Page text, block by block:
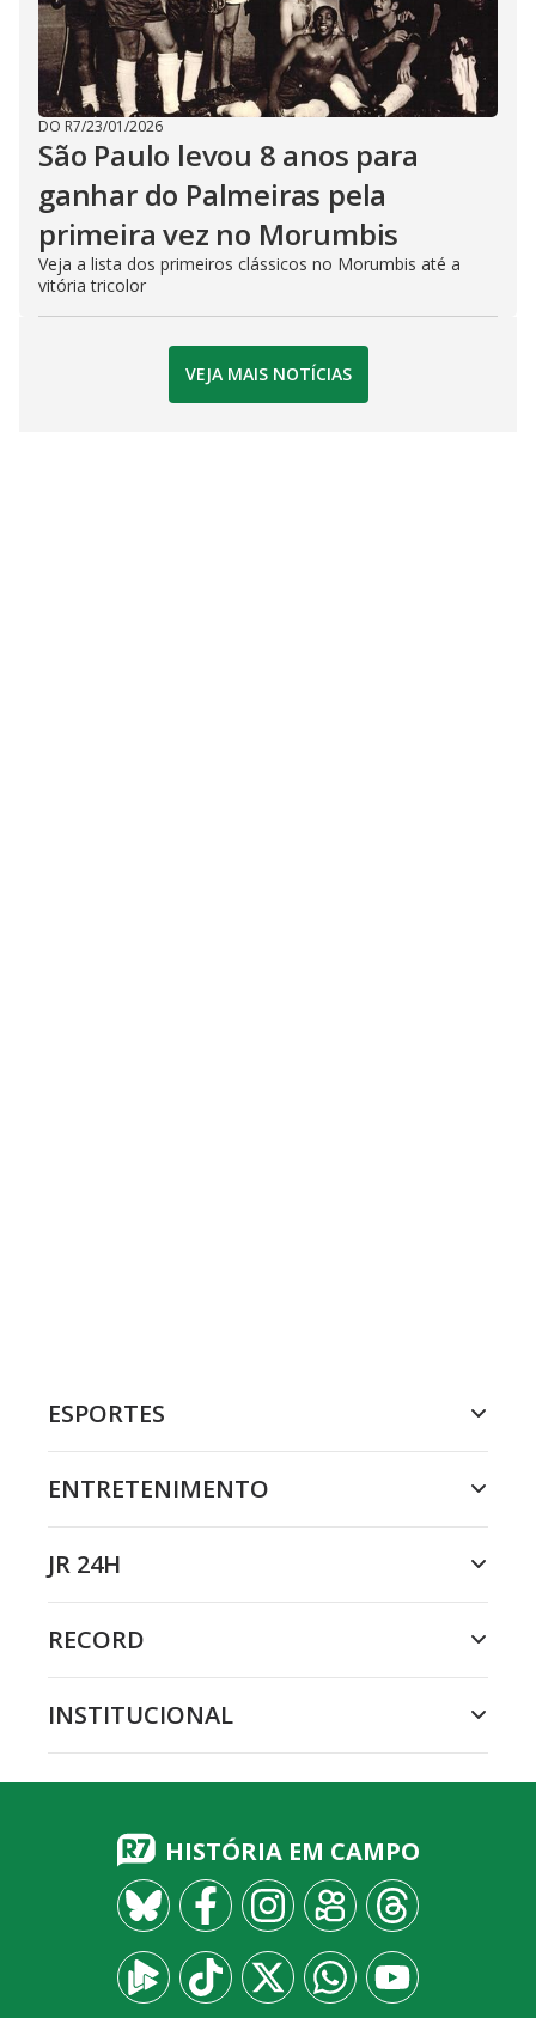
DO R7/23/01/2026
São Paulo levou 8 anos para
ganhar do Palmeiras pela
primeira vez no Morumbis
Veja a lista dos primeiros clássicos no Morumbis até a
vitória tricolor
VEJA MAIS NOTÍCIAS
ESPORTES
ENTRETENIMENTO
JR 24H
RECORD
INSTITUCIONAL
HISTÓRIA EM CAMPO